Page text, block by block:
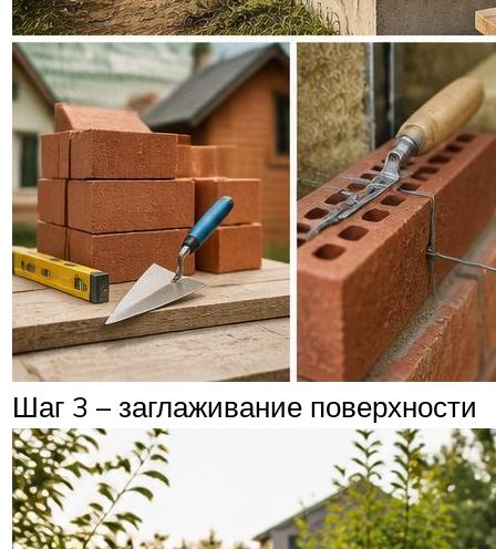
Шаг 3 – заглаживание поверхности